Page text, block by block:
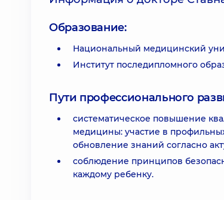
Образование:
Национальный медицинский
Институт последипломного
Пути профессионального
систематическое повышение
медицины: участие в
обновление знаний согласно
соблюдение принципов
каждому ребенку.